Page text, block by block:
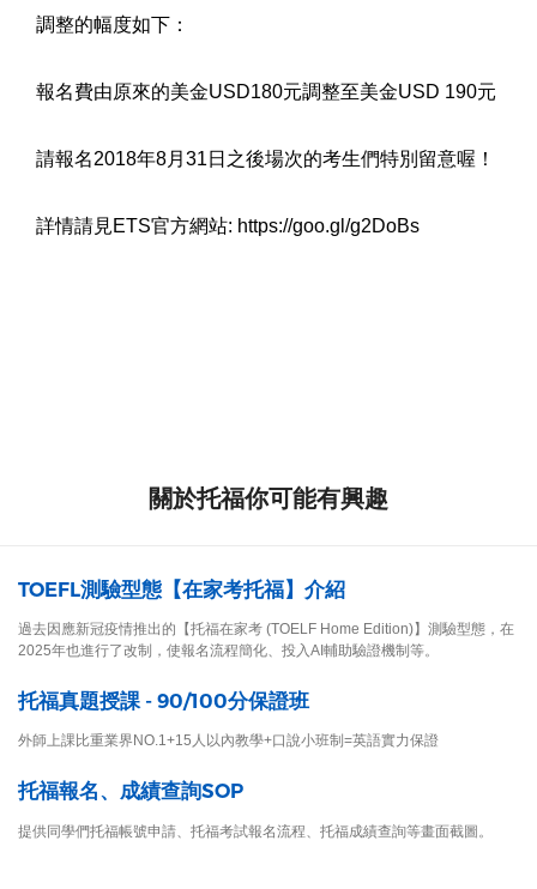
調整的幅度如下：
報名費由原來的美金USD180元調整至美金USD 190元
請報名2018年8月31日之後場次的考生們特別留意喔！
詳情請見ETS官方網站: https://goo.gl/g2DoBs
關於托福你可能有興趣
TOEFL測驗型態【在家考托福】介紹
過去因應新冠疫情推出的【托福在家考 (TOELF Home Edition)】測驗型態，在
2025年也進行了改制，使報名流程簡化、投入AI輔助驗證機制等。
托福真題授課 - 90/100分保證班
外師上課比重業界NO.1+15人以內教學+口說小班制=英語實力保證
托福報名、成績查詢SOP
提供同學們托福帳號申請、托福考試報名流程、托福成績查詢等畫面截圖。